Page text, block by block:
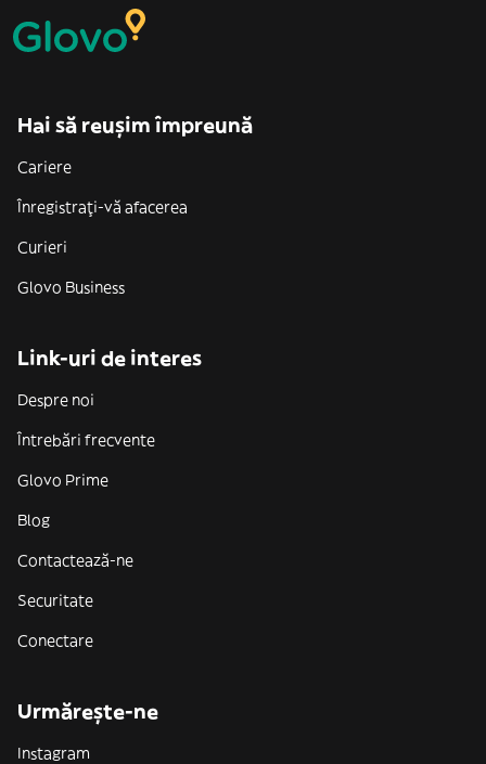
Hai să reușim împreună
Cariere
Înregistrați-vă afacerea
Curieri
Glovo Business
Link-uri de interes
Despre noi
Întrebări frecvente
Glovo Prime
Blog
Contactează-ne
Securitate
Conectare
Urmărește-ne
Instagram